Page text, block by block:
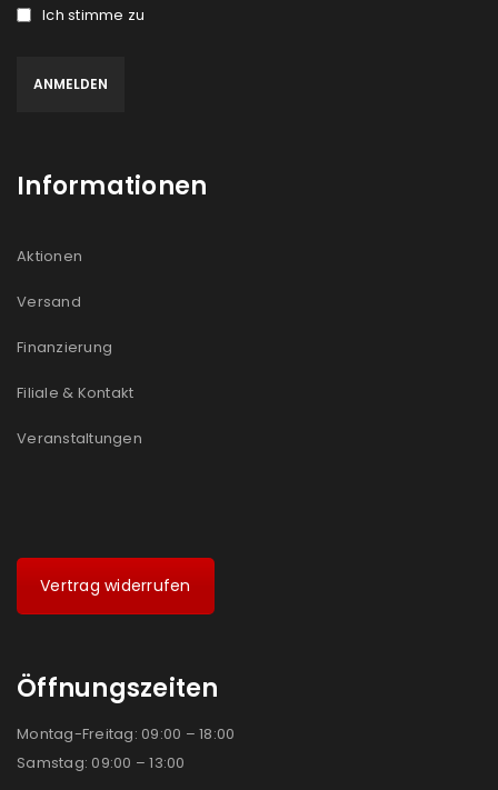
Ich stimme zu
Informationen
Aktionen
Versand
Finanzierung
Filiale & Kontakt
Veranstaltungen
Vertrag widerrufen
Öffnungszeiten
Montag-Freitag: 09:00 – 18:00
Samstag: 09:00 – 13:00